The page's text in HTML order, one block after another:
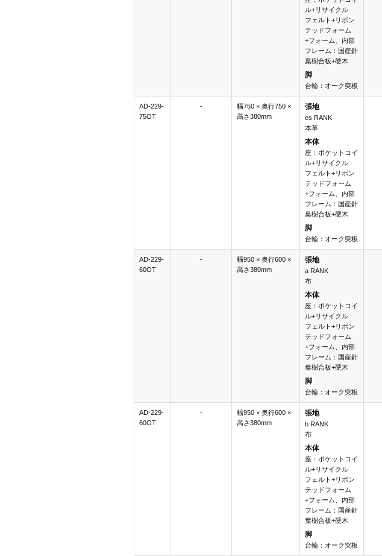
ル+リサイクル
フェルト+リボン
テッドフォーム
+フォーム、内部
フレーム：国産針
葉樹合板+硬木
脚
台輪：オーク突板
AD-229-
75OT
-
幅750 × 奥行750 ×
高さ380mm
張地
es RANK
本革
本体
座：ポケットコイ
ル+リサイクル
フェルト+リボン
テッドフォーム
+フォーム、内部
フレーム：国産針
葉樹合板+硬木
脚
台輪：オーク突板
AD-229-
60OT
-
幅950 × 奥行600 ×
高さ380mm
張地
a RANK
布
本体
座：ポケットコイ
ル+リサイクル
フェルト+リボン
テッドフォーム
+フォーム、内部
フレーム：国産針
葉樹合板+硬木
脚
台輪：オーク突板
AD-229-
60OT
-
幅950 × 奥行600 ×
高さ380mm
張地
b RANK
布
本体
座：ポケットコイ
ル+リサイクル
フェルト+リボン
テッドフォーム
+フォーム、内部
フレーム：国産針
葉樹合板+硬木
脚
台輪：オーク突板